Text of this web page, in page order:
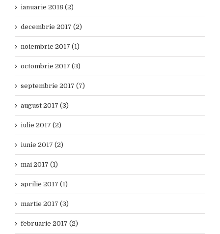
ianuarie 2018 (2)
decembrie 2017 (2)
noiembrie 2017 (1)
octombrie 2017 (3)
septembrie 2017 (7)
august 2017 (3)
iulie 2017 (2)
iunie 2017 (2)
mai 2017 (1)
aprilie 2017 (1)
martie 2017 (3)
februarie 2017 (2)